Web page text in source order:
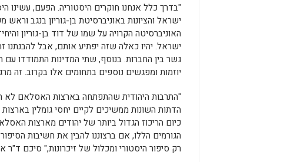
"בדרך כלל אנחנו חוקרים היסטוריה. הפעם, עשינו
ישראל והציונות באוניברסיטת בן-גוריון בנגב
האוניברסיטה הקרויה על שמו של דוד בן-גוריון
ישראל. יהיו כאלה שזה יפתיע אותם, אבל להבנתנו
גשר בין החברות. בנוסף, שתי המדינות התמודדו
יוזמות ומפגשים נוספים בתחומים אלו בקרוב. זה
"התרבות היהודית שהתפתחה בארצות האסלאם לא
הדתות השונות ממשיכים לקיים יחסי גומלין
כיום הריכוז הגדול ביותר של יהודים מארצות
הגורמים הללו, אם ברצוננו להבין את חשיבות
רק סיפור היסטורי ומכלול של זיכרונות," סיכם ד"ר